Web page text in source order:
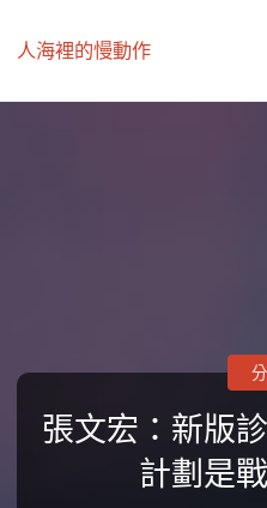
人海裡的慢動作
張文宏：新版
計劃是